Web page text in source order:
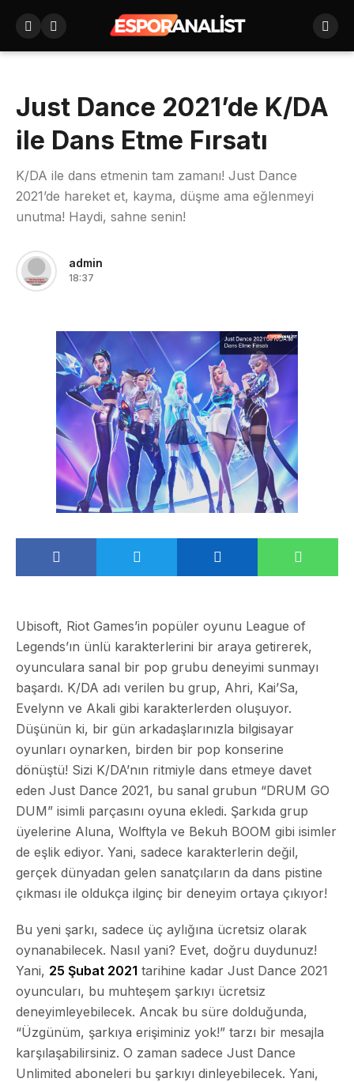
Just Dance 2021’de K/DA
ile Dans Etme Fırsatı
K/DA ile dans etmenin tam zamanı! Just Dance
2021’de hareket et, kayma, düşme ama eğlenmeyi
unutma! Haydi, sahne senin!
admin
18:37
Ubisoft, Riot Games’in popüler oyunu League of
Legends’ın ünlü karakterlerini bir araya getirerek,
oyunculara sanal bir pop grubu deneyimi sunmayı
başardı. K/DA adı verilen bu grup, Ahri, Kai’Sa,
Evelynn ve Akali gibi karakterlerden oluşuyor.
Düşünün ki, bir gün arkadaşlarınızla bilgisayar
oyunları oynarken, birden bir pop konserine
dönüştü! Sizi K/DA’nın ritmiyle dans etmeye davet
eden Just Dance 2021, bu sanal grubun “DRUM GO
DUM” isimli parçasını oyuna ekledi. Şarkıda grup
üyelerine Aluna, Wolftyla ve Bekuh BOOM gibi isimler
de eşlik ediyor. Yani, sadece karakterlerin değil,
gerçek dünyadan gelen sanatçıların da dans pistine
çıkması ile oldukça ilginç bir deneyim ortaya çıkıyor!
Bu yeni şarkı, sadece üç aylığına ücretsiz olarak
oynanabilecek. Nasıl yani? Evet, doğru duydunuz!
Yani, 25 Şubat 2021 tarihine kadar Just Dance 2021
oyuncuları, bu muhteşem şarkıyı ücretsiz
deneyimleyebilecek. Ancak bu süre dolduğunda,
“Üzgünüm, şarkıya erişiminiz yok!” tarzı bir mesajla
karşılaşabilirsiniz. O zaman sadece Just Dance
Unlimited aboneleri bu şarkıyı dinleyebilecek. Yani,